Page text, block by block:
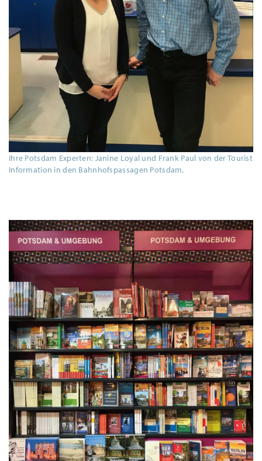
Ihre Potsdam Experten: Janine Loyal und Frank Paul von der Tourist
Information in den Bahnhofspassagen Potsdam.